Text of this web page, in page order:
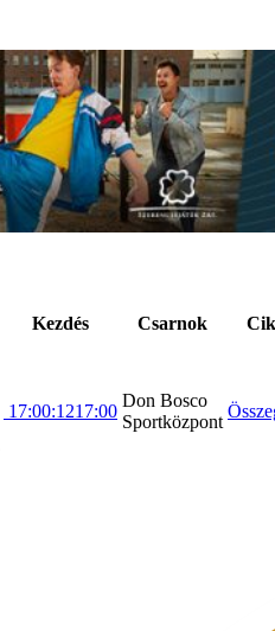
Kezdés Csarnok
17:00:1217:00
Don Bosco
Sportközpont